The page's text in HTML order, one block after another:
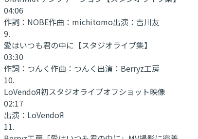
04:06
作詞： NOBE作曲： michitomo出演： 吉川友
9.
愛はいつも君の中に 【スタジオライブ集】
03:30
作詞： つんく作曲： つんく 出演： Berryz工房
10.
LoVendoЯ初スタジオライブオフショット映像
02:17
出演： LoVendoЯ
11.